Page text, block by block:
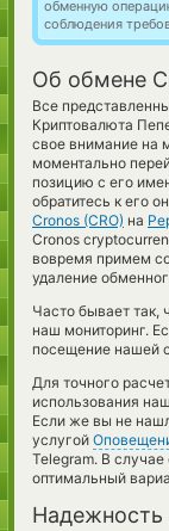
обменную
соблюдения
Об обмене
Все
Криптовалюта
свое внимание на
моментально
позицию с его
обратитесь к его
Cronos (CRO) на
Cronos
вовремя примем
удаление
Часто бывает так,
наш мониторинг.
посещение нашей
Для точного
использования
Если же вы не
услугой
Telegram. В
оптимальный
Надежность